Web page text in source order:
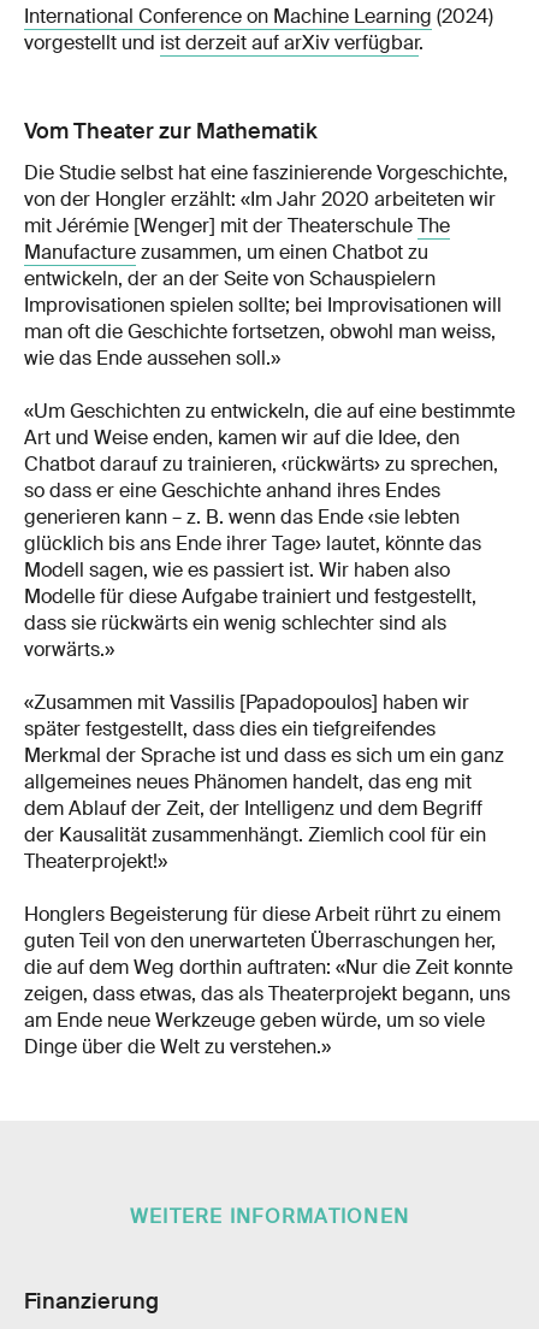
International Conference on Machine Learning (2024)
vorgestellt und ist derzeit auf arXiv verfügbar.
Vom Theater zur Mathematik
Die Studie selbst hat eine faszinierende Vorgeschichte,
von der Hongler erzählt: «Im Jahr 2020 arbeiteten wir
mit Jérémie [Wenger] mit der TheaterschuleThe
Manufacturezusammen, um einen Chatbot zu
entwickeln, der an der Seite von Schauspielern
Improvisationen spielen sollte; bei Improvisationen will
man oft die Geschichte fortsetzen, obwohl man weiss,
wie das Ende aussehen soll.»
«Um Geschichten zu entwickeln, die auf eine bestimmte
Art und Weise enden, kamen wir auf die Idee, den
Chatbot darauf zu trainieren, ‹rückwärts›󠅒 zu sprechen,
so dass er eine Geschichte anhand ihres Endes
generieren kann – z. B. wenn das Ende ‹sie lebten
glücklich bis ans Ende ihrer Tage›󠅒 lautet, könnte das
Modell sagen, wie es passiert ist. Wir haben also
Modelle für diese Aufgabe trainiert und festgestellt,
dass sie rückwärts ein wenig schlechter sind als
vorwärts.»
«Zusammen mit Vassilis [Papadopoulos] haben wir
später festgestellt, dass dies ein tiefgreifendes
Merkmal der Sprache ist und dass es sich um ein ganz
allgemeines neues Phänomen handelt, das eng mit
dem Ablauf der Zeit, der Intelligenz und dem Begriff
der Kausalität zusammenhängt. Ziemlich cool für ein
Theaterprojekt!»
Honglers Begeisterung für diese Arbeit rührt zu einem
guten Teil von den unerwarteten Überraschungen her,
die auf dem Weg dorthin auftraten: «Nur die Zeit konnte
zeigen, dass etwas, das als Theaterprojekt begann, uns
am Ende neue Werkzeuge geben würde, um so viele
Dinge über die Welt zu verstehen.»
WEITERE INFORMATIONEN
Finanzierung